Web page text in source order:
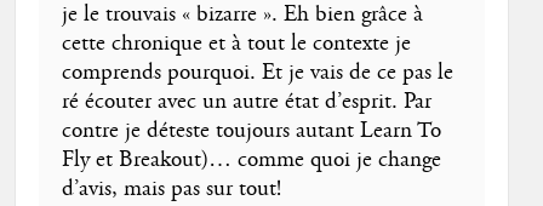
je le trouvais « bizarre ». Eh bien grâce à
cette chronique et à tout le contexte je
comprends pourquoi. Et je vais de ce pas le
ré écouter avec un autre état d’esprit. Par
contre je déteste toujours autant Learn To
Fly et Breakout)… comme quoi je change
d’avis, mais pas sur tout!